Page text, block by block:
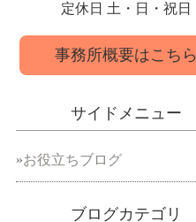
定休日 土・日・祝日
事務所概要はこちら
サイドメニュー
お役立ちブログ
ブログカテゴリ